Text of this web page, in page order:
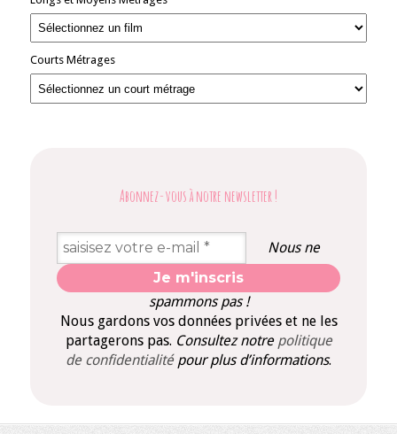
Courts Métrages
Abonnez-vous à notre newsletter !
Nous ne
spammons pas !
Nous gardons vos données privées et ne les
partagerons pas. Consultez notre politique
de confidentialité pour plus d’informations.